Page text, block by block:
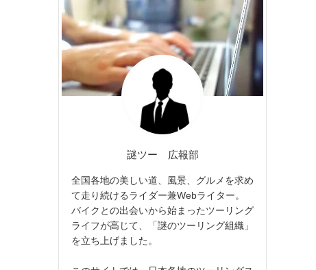
謎ツー 広報部
全国各地の美しい道、風景、グルメを求め
て走り続けるライダー兼Webライター。
バイクとの出会いから始まったツーリング
ライフが高じて、「謎のツーリング組織」
を立ち上げました。